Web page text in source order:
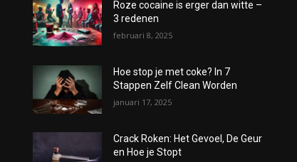
Roze cocaine is erger dan witte –
3 redenen
februari 8, 2025
Hoe stop je met coke? In 7
Stappen Zelf Clean Worden
januari 17, 2025
Crack Roken: Het Gevoel, De Geur
en Hoe je Stopt